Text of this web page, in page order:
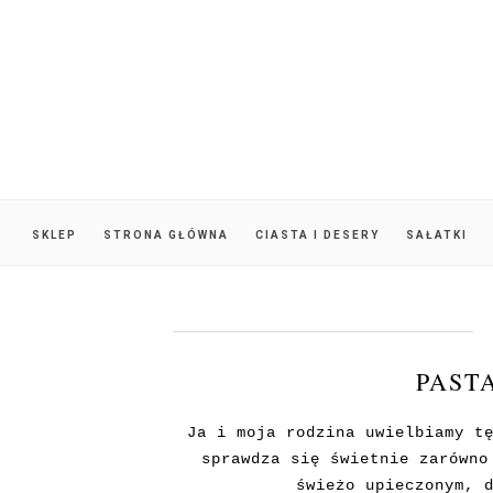
SKLEP STRONA GŁÓWNA CIASTA I DESERY SAŁATKI
Ja i moja rodzina uwielbiamy
sprawdza się świetnie
świeżo upieczonym,